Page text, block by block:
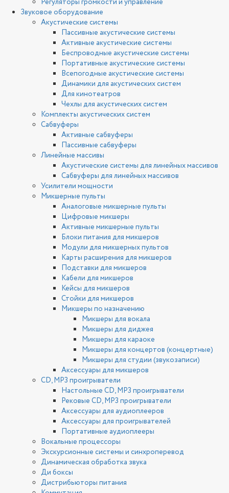
Регуляторы громкости и управление
Звуковое оборудование
Акустические системы
Пассивные акустические системы
Активные акустические системы
Беспроводные акустические системы
Портативные акустические системы
Всепогодные акустические системы
Динамики для акустических систем
Для кинотеатров
Чехлы для акустических систем
Комплекты акустических систем
Сабвуферы
Активные сабвуферы
Пассивные сабвуферы
Линейные массивы
Акустические системы для линейных массивов
Сабвуферы для линейных массивов
Усилители мощности
Микшерные пульты
Аналоговые микшерные пульты
Цифровые микшеры
Активные микшерные пульты
Блоки питания для микшеров
Модули для микшерных пультов
Карты расширения для микшеров
Подставки для микшеров
Кабели для микшеров
Кейсы для микшеров
Стойки для микшеров
Микшеры по назначению
Микшеры для вокала
Микшеры для диджея
Микшеры для караоке
Микшеры для концертов (концертные)
Микшеры для студии (звукозаписи)
Аксессуары для микшеров
CD, MP3 проигрыватели
Настольные CD, MP3 проигрыватели
Рековые CD, MP3 проигрыватели
Аксессуары для аудиоплееров
Аксессуары для проигрывателей
Портативные аудиоплееры
Вокальные процессоры
Экскурсионные системы и синхроперевод
Динамическая обработка звука
Ди боксы
Дистрибьюторы питания